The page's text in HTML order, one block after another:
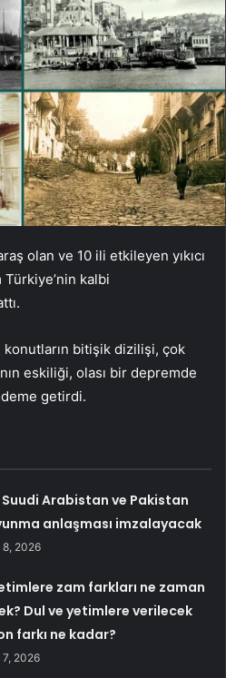
olan ve 10 ili etkileyen yıkıcı
kalbi
konutların bitişik dizilişi, çok
eskiliği, olası bir depremde
getirdi.
Suudi Arabistan ve Pakistan
anlaşması imzalayacak
8, 2026
zam farkları ne zaman
Dul ve yetimlere verilecek
farkı ne kadar?
7, 2026